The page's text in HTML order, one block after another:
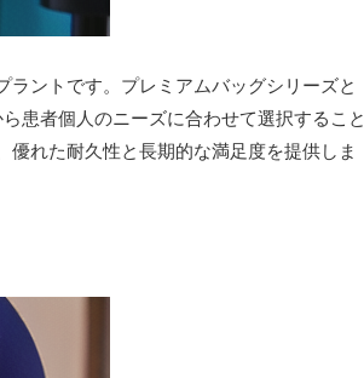
ラントです。プレミアムバッグシリーズと
患者個人のニーズに合わせて選択すること
れた耐久性と長期的な満足度を提供しま